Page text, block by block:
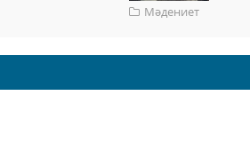
Мәдениет